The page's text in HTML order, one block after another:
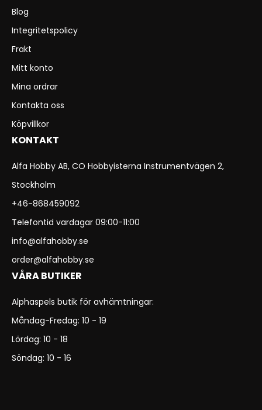
Blog
Integritetspolicy
Frakt
Mitt konto
Mina ordrar
Kontakta oss
Köpvillkor
KONTAKT
Alfa Hobby AB, CO Hobbyisterna Instrumentvägen 2,
Stockholm
+46-868459092
Telefontid vardagar 09:00-11:00
info@alfahobby.se
order@alfahobby.se
VÅRA BUTIKER
Alphaspels butik för avhämtningar:
Måndag-Fredag: 10 - 19
Lördag: 10 - 18
Söndag: 10 - 16